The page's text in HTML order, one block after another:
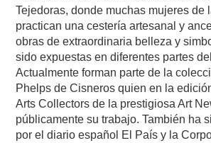
Tejedoras, donde muchas mujeres de
practican una cestería artesanal y
obras de extraordinaria belleza y
sido expuestas en diferentes partes
Actualmente forman parte de la
Phelps de Cisneros quien en la
Arts Collectors de la prestigiosa Art
públicamente su trabajo. También ha
por el diario español El País y la